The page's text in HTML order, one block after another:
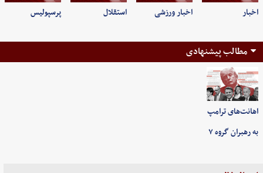
اخبار اخبار ورزشی استقلال پرسپولیس
مطالب پیشنهادی
اهانت‌های ترامپ
به رهبران گروه ۷